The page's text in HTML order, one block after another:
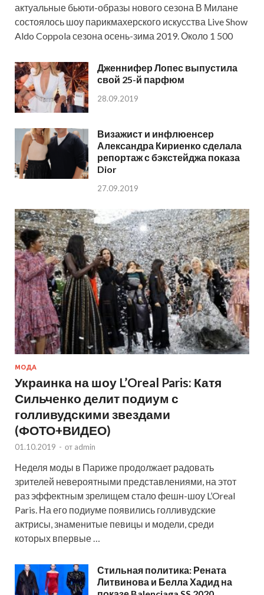
актуальные бьюти-образы нового сезона В Милане
состоялось шоу парикмахерского искусства Live Show
Aldo Coppola сезона осень-зима 2019. Около 1 500
Дженнифер Лопес выпустила
свой 25-й парфюм
28.09.2019
Визажист и инфлюенсер
Александра Кириенко сделала
репортаж с бэкстейджа показа
Dior
27.09.2019
МОДА
Украинка на шоу L’Oreal Paris: Катя
Сильченко делит подиум с
голливудскими звездами
(ФОТО+ВИДЕО)
01.10.2019 - от admin
Неделя моды в Париже продолжает радовать
зрителей невероятными представлениями, на этот
раз эффектным зрелищем стало фешн-шоу L’Oreal
Paris. На его подиуме появились голливудские
актрисы, знаменитые певицы и модели, среди
которых впервые …
Стильная политика: Рената
Литвинова и Белла Хадид на